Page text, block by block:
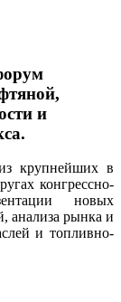
и
крупнейших в
конгрессно-
новых
анализа рынка и
и топливно-